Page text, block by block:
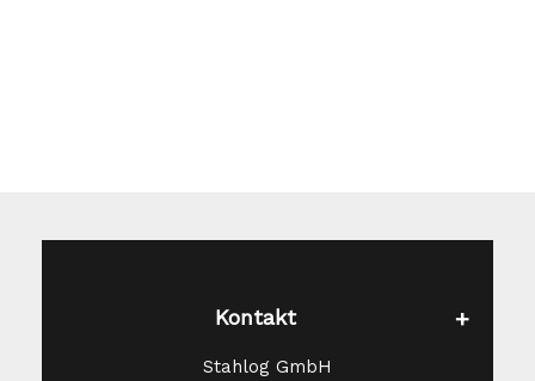
Kontakt
Stahlog GmbH